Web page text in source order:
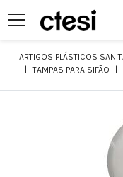
ARTIGOS PLÁSTICOS
TAMPAS PARA SIFÃO